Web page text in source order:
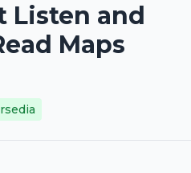
Listen and
Maps